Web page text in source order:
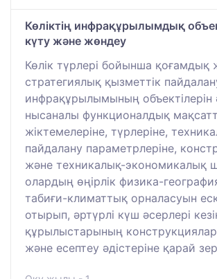
Көліктің инфрақұрылымдық
күту және жөндеу
Көлік түрлері бойынша қоғамдық
стратегиялық қызметтік
инфрақұрылымының объектілерін
нысаналы функционалдық
жіктемелеріне, түрлеріне,
пайдалану параметрлеріне,
және техникалық-экономикалық
олардың өңірлік физика-
табиғи-климаттық орналасуын
отырып, әртүрлі күш әсерлері
құрылыстарының
және есептеу әдістеріне қарай